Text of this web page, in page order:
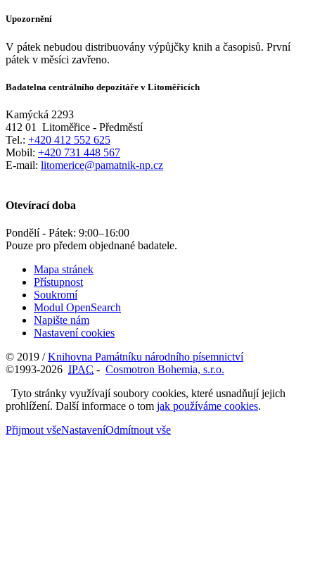
Upozornění
V pátek nebudou distribuovány výpůjčky knih a časopisů. První
pátek v měsíci zavřeno.
Badatelna centrálního depozitáře v Litoměřicích
Kamýcká 2293
412 01
Litoměřice - Předměstí
Tel.: +420 412 552 625
Mobil: +420 731 448 567
E-mail: litomerice@pamatnik-np.cz
Otevírací doba
Pondělí - Pátek: 9:00–16:00
Pouze pro předem objednané badatele.
Mapa stránek
Přístupnost
Soukromí
Modul OpenSearch
Napište nám
Nastavení cookies
© 2019 /Knihovna Památníku národního písemnictví
©1993-2026 IPAC - Cosmotron Bohemia, s.r.o.
Tyto stránky využívají soubory cookies, které usnadňují jejich
prohlížení. Další informace o tom jak používáme cookies.
Přijmout všeNastaveníOdmítnout vše